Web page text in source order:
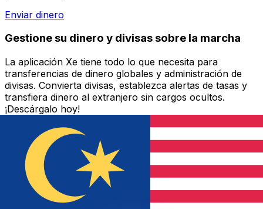
Enviar dinero
Gestione su dinero y divisas sobre la marcha
La aplicación Xe tiene todo lo que necesita para
transferencias de dinero globales y administración de
divisas. Convierta divisas, establezca alertas de tasas y
transfiera dinero al extranjero sin cargos ocultos.
¡Descárgalo hoy!